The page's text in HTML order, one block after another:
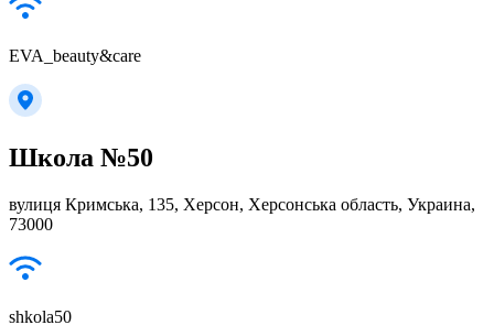
EVA_beauty&care
Школа №50
вулиця Кримська, 135, Херсон, Херсонська область, Украина,
73000
shkola50